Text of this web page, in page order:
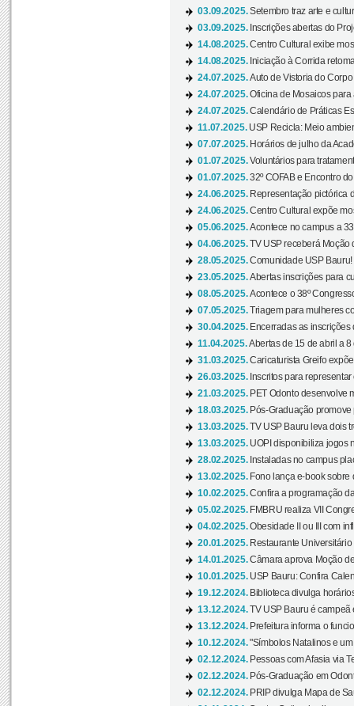
03.09.2025.Setembro traz arte e
03.09.2025. Inscrições abertas do
14.08.2025.Centro Cultural exibe
14.08.2025. Iniciação à Corrida
24.07.2025.Auto de Vistoria do
24.07.2025.Oficina de Mosaicos
24.07.2025.Calendário de Práticas
11.07.2025. USP Recicla: Meio
07.07.2025. Horários de julho da
01.07.2025.Voluntários para
01.07.2025.32º COFAB e Encontro
24.06.2025. Representação pictórica
24.06.2025.Centro Cultural expõe
05.06.2025.Acontece no campus a
04.06.2025.TV USP receberá Moção
28.05.2025.Comunidade USP Bauru!
23.05.2025.Abertas inscrições para
08.05.2025.Acontece o 38º
07.05.2025.Triagem para mulheres
30.04.2025. Encerradas as inscrições
11.04.2025.Abertas de 15 de abril a
31.03.2025.Caricaturista Greifo
26.03.2025. Inscritos para
21.03.2025. PET Odonto desenvolve
18.03.2025. Pós-Graduação
13.03.2025.TV USP Bauru leva dois
13.03.2025. UOPI disponibiliza jogos
28.02.2025. Instaladas no campus
13.02.2025. Fono lança e-book sobre
10.02.2025.Confira a programação
05.02.2025. FMBRU realiza VII
04.02.2025.Obesidade II ou III com
20.01.2025. Restaurante
14.01.2025.Câmara aprova Moção
10.01.2025. USP Bauru: Confira
19.12.2024. Biblioteca divulga
13.12.2024.TV USP Bauru é campeã
13.12.2024. Prefeitura informa o
10.12.2024."Símbolos Natalinos e
02.12.2024. Pessoas com Afasia via
02.12.2024. Pós-Graduação em
02.12.2024. PRIP divulga Mapa de